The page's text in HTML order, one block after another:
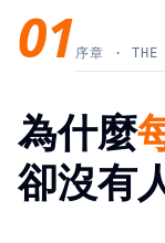
01 序章 · THE
為什麼
卻沒有